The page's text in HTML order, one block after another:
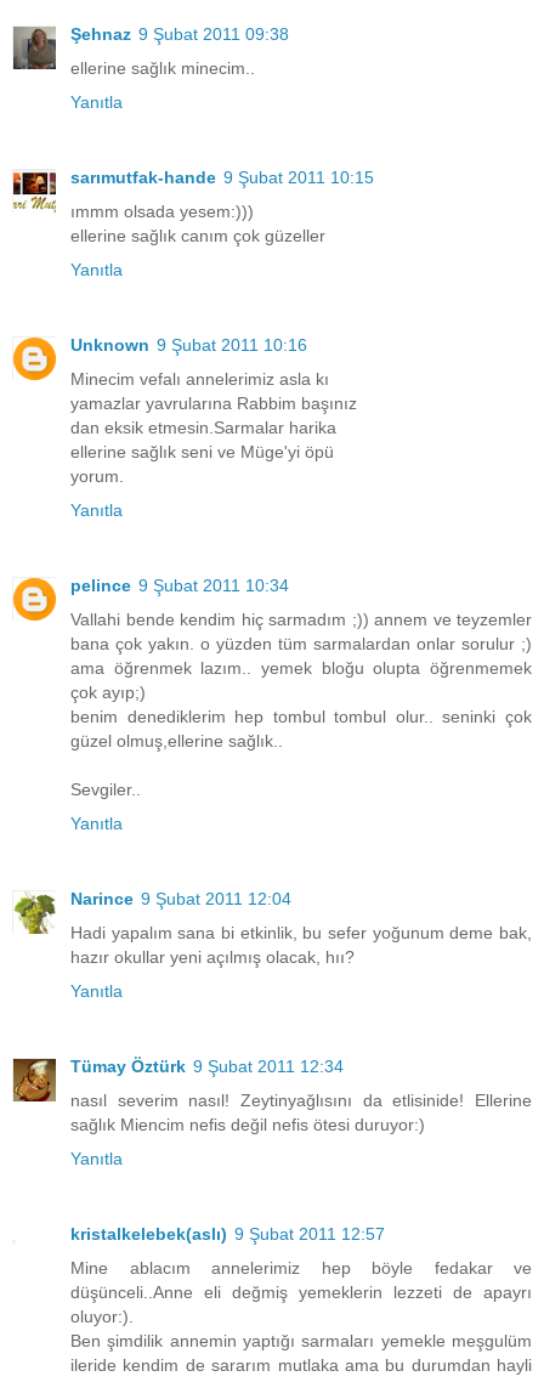
Şehnaz 9 Şubat 2011 09:38
ellerine sağlık minecim..
Yanıtla
sarımutfak-hande 9 Şubat 2011 10:15
ımmm olsada yesem:)))
ellerine sağlık canım çok güzeller
Yanıtla
Unknown 9 Şubat 2011 10:16
Minecim vefalı annelerimiz asla kı
yamazlar yavrularına Rabbim başınız
dan eksik etmesin.Sarmalar harika
ellerine sağlık seni ve Müge'yi öpü
yorum.
Yanıtla
pelince 9 Şubat 2011 10:34
Vallahi bende kendim hiç sarmadım ;)) annem ve teyzemler
bana çok yakın. o yüzden tüm sarmalardan onlar sorulur ;)
ama öğrenmek lazım.. yemek bloğu olupta öğrenmemek
çok ayıp;)
benim denediklerim hep tombul tombul olur.. seninki çok
güzel olmuş,ellerine sağlık..
Sevgiler..
Yanıtla
Narince 9 Şubat 2011 12:04
Hadi yapalım sana bi etkinlik, bu sefer yoğunum deme bak,
hazır okullar yeni açılmış olacak, hıı?
Yanıtla
Tümay Öztürk 9 Şubat 2011 12:34
nasıl severim nasıl! Zeytinyağlısını da etlisinide! Ellerine
sağlık Miencim nefis değil nefis ötesi duruyor:)
Yanıtla
kristalkelebek(aslı) 9 Şubat 2011 12:57
Mine ablacım annelerimiz hep böyle fedakar ve
düşünceli..Anne eli değmiş yemeklerin lezzeti de apayrı
oluyor:).
Ben şimdilik annemin yaptığı sarmaları yemekle meşgulüm
ileride kendim de sararım mutlaka ama bu durumdan hayli